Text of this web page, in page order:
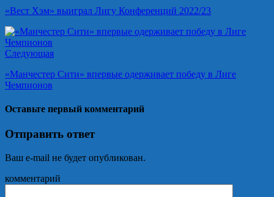
«Вест Хэм» выиграл Лигу Конференций 2022/23
Следующая
«Манчестер Сити» впервые одерживает победу в Лиге
Чемпионов
Оставьте первый комментарий
Отправить ответ
Ваш e-mail не будет опубликован.
комментарий